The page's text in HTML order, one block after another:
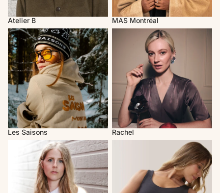
Atelier B
MAS Montréal
Les Saisons
Les Saisons
Rachel
Valérie C. Design